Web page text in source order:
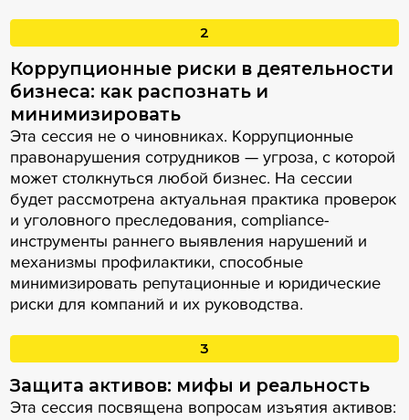
2
Коррупционные риски в деятельности
бизнеса: как распознать и
минимизировать
Эта сессия не о чиновниках. Коррупционные
правонарушения сотрудников — угроза, с которой
может столкнуться любой бизнес. На сессии
будет рассмотрена актуальная практика проверок
и уголовного преследования, compliance-
инструменты раннего выявления нарушений и
механизмы профилактики, способные
минимизировать репутационные и юридические
риски для компаний и их руководства.
3
Защита активов: мифы и реальность
Эта сессия посвящена вопросам изъятия активов: